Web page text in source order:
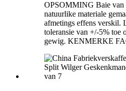
OPSOMMING Baie van
natuurlike materiale
afmetings effens verskil.
toleransie van +/-5% toe
gewig. KENMERKE